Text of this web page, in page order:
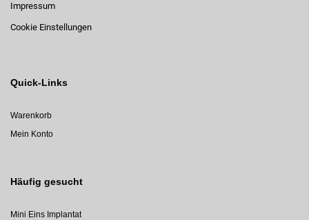
Impressum
Cookie Einstellungen
Quick-Links
Warenkorb
Mein Konto
Häufig gesucht
Mini Eins Implantat